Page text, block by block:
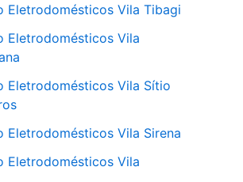
Eletrodomésticos Vila Tibagi
Eletrodomésticos Vila
Eletrodomésticos Vila Sítio
Eletrodomésticos Vila Sirena
Eletrodomésticos Vila